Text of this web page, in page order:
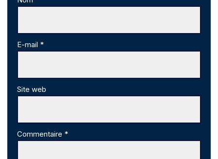
E-mail *
Site web
Commentaire *